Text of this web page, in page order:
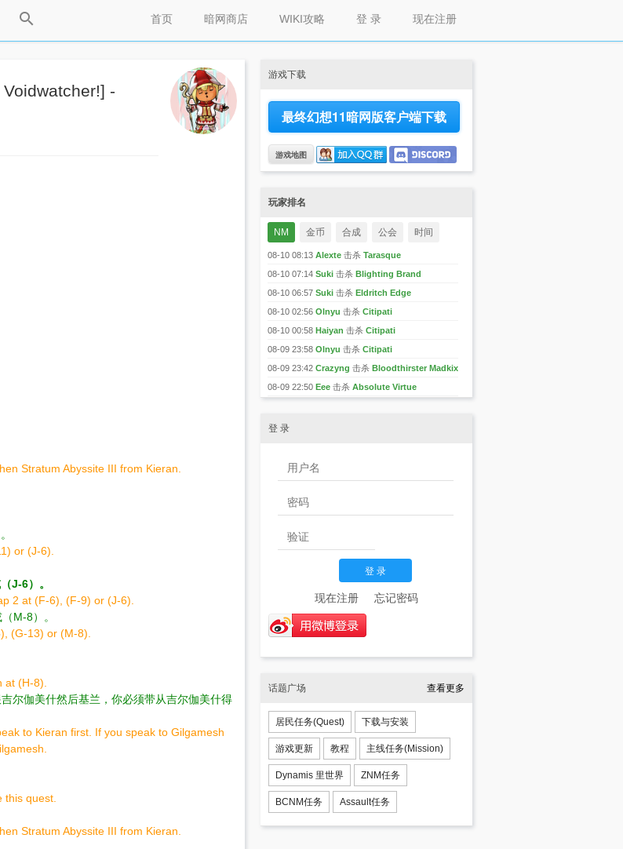
现在注册
登 录
WIKI攻略
暗网商店
首页
-
Stratum Abyssite III from Kieran.
or (J-6).
J-6）。
2 at (F-6), (F-9) or (J-6).
M-8）。
(G-13) or (M-8).
(H-8).
尔伽美什然后基兰，你必须带从吉尔伽美什得
to Kieran first. If you speak to Gilgamesh
quest.
Stratum Abyssite III from Kieran.
游戏下载
最终幻想11暗网版客户端下载
游戏地图
玩家排名
NM 金币 合成 公会 时间
08-10 08:13 Alexte 击杀 Tarasque
08-10 07:14 Suki 击杀 Blighting Brand
08-10 06:57 Suki 击杀 Eldritch Edge
08-10 02:56 Olnyu 击杀 Citipati
08-10 00:58 Haiyan 击杀 Citipati
08-09 23:58 Olnyu 击杀 Citipati
08-09 23:42 Crazyng 击杀 Bloodthirster Madkix
08-09 22:50 Eee 击杀 Absolute Virtue
登 录
现在注册 忘记密码
话题广场 查看更多
居民任务(Quest) 下载与安装
游戏更新 教程 主线任务(Mission)
Dynamis 里世界 ZNM任务
BCNM任务 Assault任务